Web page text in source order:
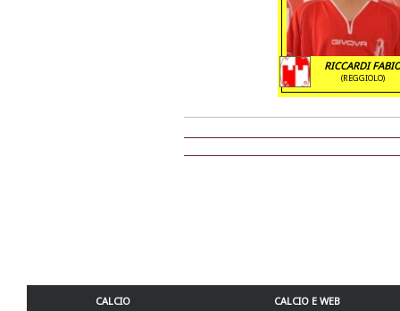
RICCARDI
(REGGIOLO)
CALCIO
CALCIO E WEB